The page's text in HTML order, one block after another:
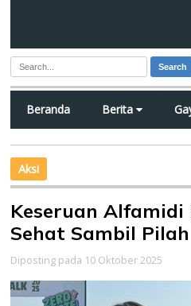
Search
Beranda Berita
Aksi
Keseruan Alfamidi
Sehat Sambil
Diposting pada 10 Oktober 2025